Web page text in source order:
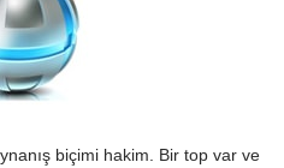
biçimi hakim. Bir top var ve